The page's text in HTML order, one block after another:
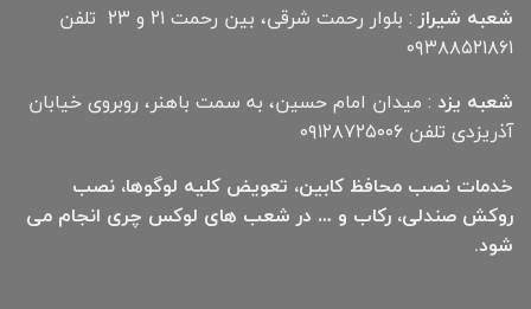
شعبه شیراز
: بلوار رحمت شرقی، بین رحمت ۲۱ و ۲۳ تلفن
۰۹۳۸۸۵۲۱۸۶۱
شعبه یزد : میدان امام حسین، به سمت باهنر، روبروی خیابان
آذریزدی تلفن ۰۹۱۲۸۷۲۵۰۰۶
خدمات نصب محافظ کابین، تعویض کلیه لوگوها، نصب
روکش صندلی، رکاب و … در شعب های لوکس چری انجام می
شود.